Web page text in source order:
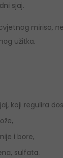
sjaj.
mirisa,
užitka.
koji regulira
i bore,
sulfata.